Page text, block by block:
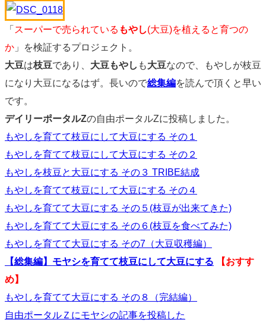
「 スーパーで売られている もやし(大豆)を植えると育つの
か 」を検証するプロジェクト。
大豆は枝豆であり、 大豆もやし も大豆なので、もやしが枝豆
になり大豆になるはず。長いので総集編を読んで頂くと早い
です。
デイリーポータルZの自由ポータルZに投稿しました。
もやしを育てて枝豆にして大豆にする その１
もやしを育てて枝豆にして大豆にする その２
もやしを枝豆と大豆にする その３ TRIBE結成
もやしを育てて枝豆にして大豆にする その４
もやしを育てて大豆にする その５(枝豆が出来てきた)
もやしを育てて大豆にする その６(枝豆を食べてみた)
もやしを育てて大豆にする その7（大豆収穫編）
【総集編】モヤシを育てて枝豆にして大豆にする
【おすす
め】
もやしを育てて大豆にする その８（完結編）
自由ポータルＺにモヤシの記事を投稿した